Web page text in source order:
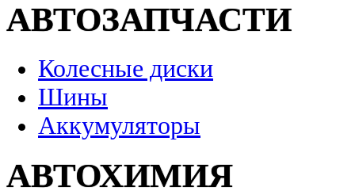
АВТОЗАПЧАСТИ
Колесные диски
Шины
Аккумуляторы
АВТОХИМИЯ